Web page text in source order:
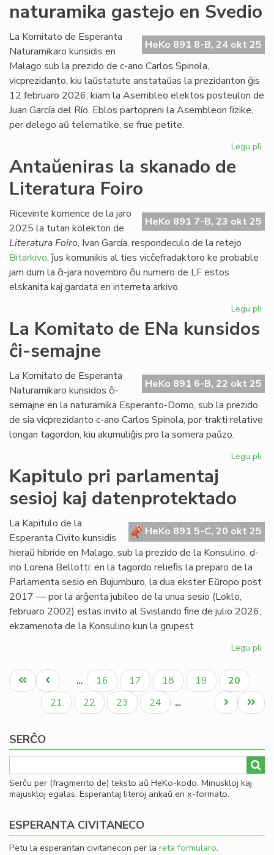
naturamika gastejo en Svedio
HeKo 891 8-B, 24 okt 25
La Komitato de Esperanta
Naturamikaro kunsidis en
Malago sub la prezido de c-ano Carlos Spinola,
vicprezidanto, kiu laŭstatute anstataŭas la prezidanton ĝis
12 februaro 2026, kiam la Asembleo elektos posteulon de
Juan García del Río. Eblos partopreni la Asembleon ﬁzike,
per delego aŭ telematike, se frue petite.
Legu pli
Antaŭeniras la skanado de
Literatura Foiro
HeKo 891 7-B, 23 okt 25
Ricevinte komence de la jaro
2025 la tutan kolekton de
Literatura Foiro, Ivan García, respondeculo de la retejo
Bitarkivo, ĵus komunikis al ties vicĉefradaktoro ke probable
jam dum la ĉi-jara novembro ĉiu numero de LF estos
elskanita kaj gardata en interreta arkivo.
Legu pli
La Komitato de ENa kunsidos
ĉi-semajne
HeKo 891 6-B, 22 okt 25
La Komitato de Esperanta
Naturamikaro kunsidos ĉi-
semajne en la naturamika Esperanto-Domo, sub la prezido
de sia vicprezidanto c-ano Carlos Spinola, por trakti relative
longan tagordon, kiu akumuliĝis pro la somera paŭzo.
Legu pli
Kapitulo pri parlamentaj
sesioj kaj datenprotektado
HeKo 891 5-C, 20 okt 25
La Kapitulo de la
Esperanta Civito kunsidis
hieraŭ hibride en Malago, sub la prezido de la Konsulino, d-
ino Lorena Bellotti: en la tagordo relieﬁs la preparo de la
Parlamenta sesio en Bujumburo, la dua ekster Eŭropo post
2017 — por la arĝenta jubileo de la unua sesio (Loklo,
februaro 2002) estas invito al Svislando ﬁne de julio 2026,
ekzamenota de la Konsulino kun la grupest
Legu pli
kaj
Pagination
Unua
paĝo
Antaŭa
paĝo
… Paĝo
16 Paĝo
17 Paĝo
18 Paĝo
19
Aktuala
paĝo
20
Paĝo
21 Paĝo
22 Paĝo
23 Paĝo
24 …
Last
page
Next
page
SERĈO
Serĉu per (fragmento de) teksto aŭ HeKo-kodo. Minuskloj kaj
majuskloj egalas. Esperantaj literoj ankaŭ en x-formato.
ESPERANTA CIVITANECO
Petu la esperantan civitanecon per la reta formularo.